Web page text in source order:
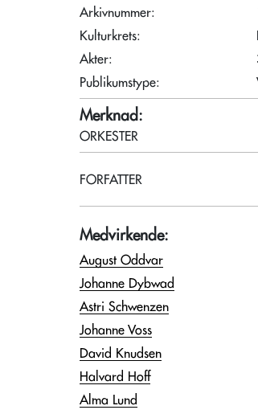
Arkivnummer:
Kulturkrets:
Akter:
Publikumstype:
Merknad:
ORKESTER
FORFATTER
Medvirkende:
August Oddvar
Johanne Dybwad
Astri Schwenzen
Johanne Voss
David Knudsen
Halvard Hoff
Alma Lund